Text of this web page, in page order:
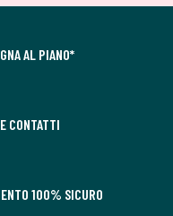
AL PIANO*
CONTATTI
100% SICURO